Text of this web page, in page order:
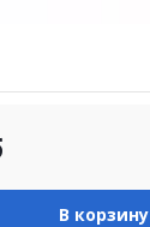
В корзину